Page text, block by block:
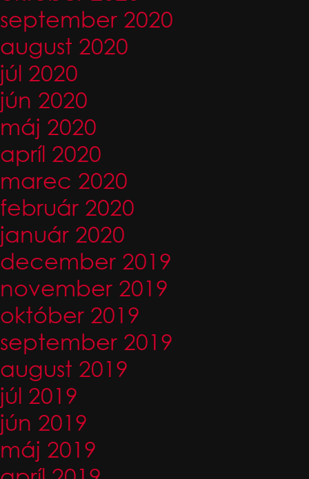
september 2020
august 2020
júl 2020
jún 2020
máj 2020
apríl 2020
marec 2020
február 2020
január 2020
december 2019
november 2019
október 2019
september 2019
august 2019
júl 2019
jún 2019
máj 2019